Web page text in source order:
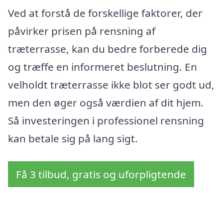
Ved at forstå de forskellige faktorer, der
påvirker prisen på rensning af
træterrasse, kan du bedre forberede dig
og træffe en informeret beslutning. En
velholdt træterrasse ikke blot ser godt ud,
men den øger også værdien af dit hjem.
Så investeringen i professionel rensning
kan betale sig på lang sigt.
Få 3 tilbud, gratis og uforpligtende